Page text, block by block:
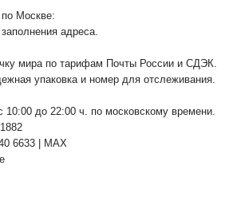
по Москве:
адреса.
мира по тарифам Почты России и СДЭК.
упаковка и номер для отслеживания.
10:00 до 22:00 ч. по московскому времени.
6633 | MAX